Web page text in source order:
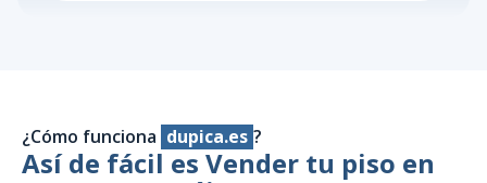
¿Cómo funciona dupica.es ?
Así de fácil es Vender tu piso en